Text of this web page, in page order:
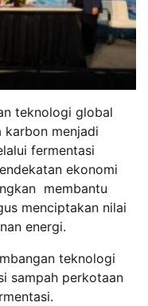
teknologi global
karbon menjadi
fermentasi
ekonomi
membantu
menciptakan nilai
energi.
teknologi
sampah perkotaan